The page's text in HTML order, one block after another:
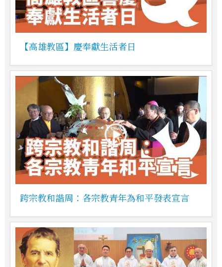
【高雄教區】慶奉獻生活者日
跨宗教和諧周：各宗教青年為和平發表宣言